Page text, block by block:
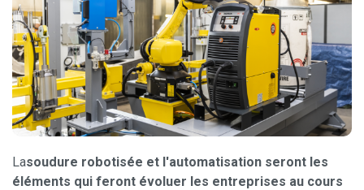
Lasoudure robotisée et l'automatisation seront les
éléments qui feront évoluer les entreprises au cours